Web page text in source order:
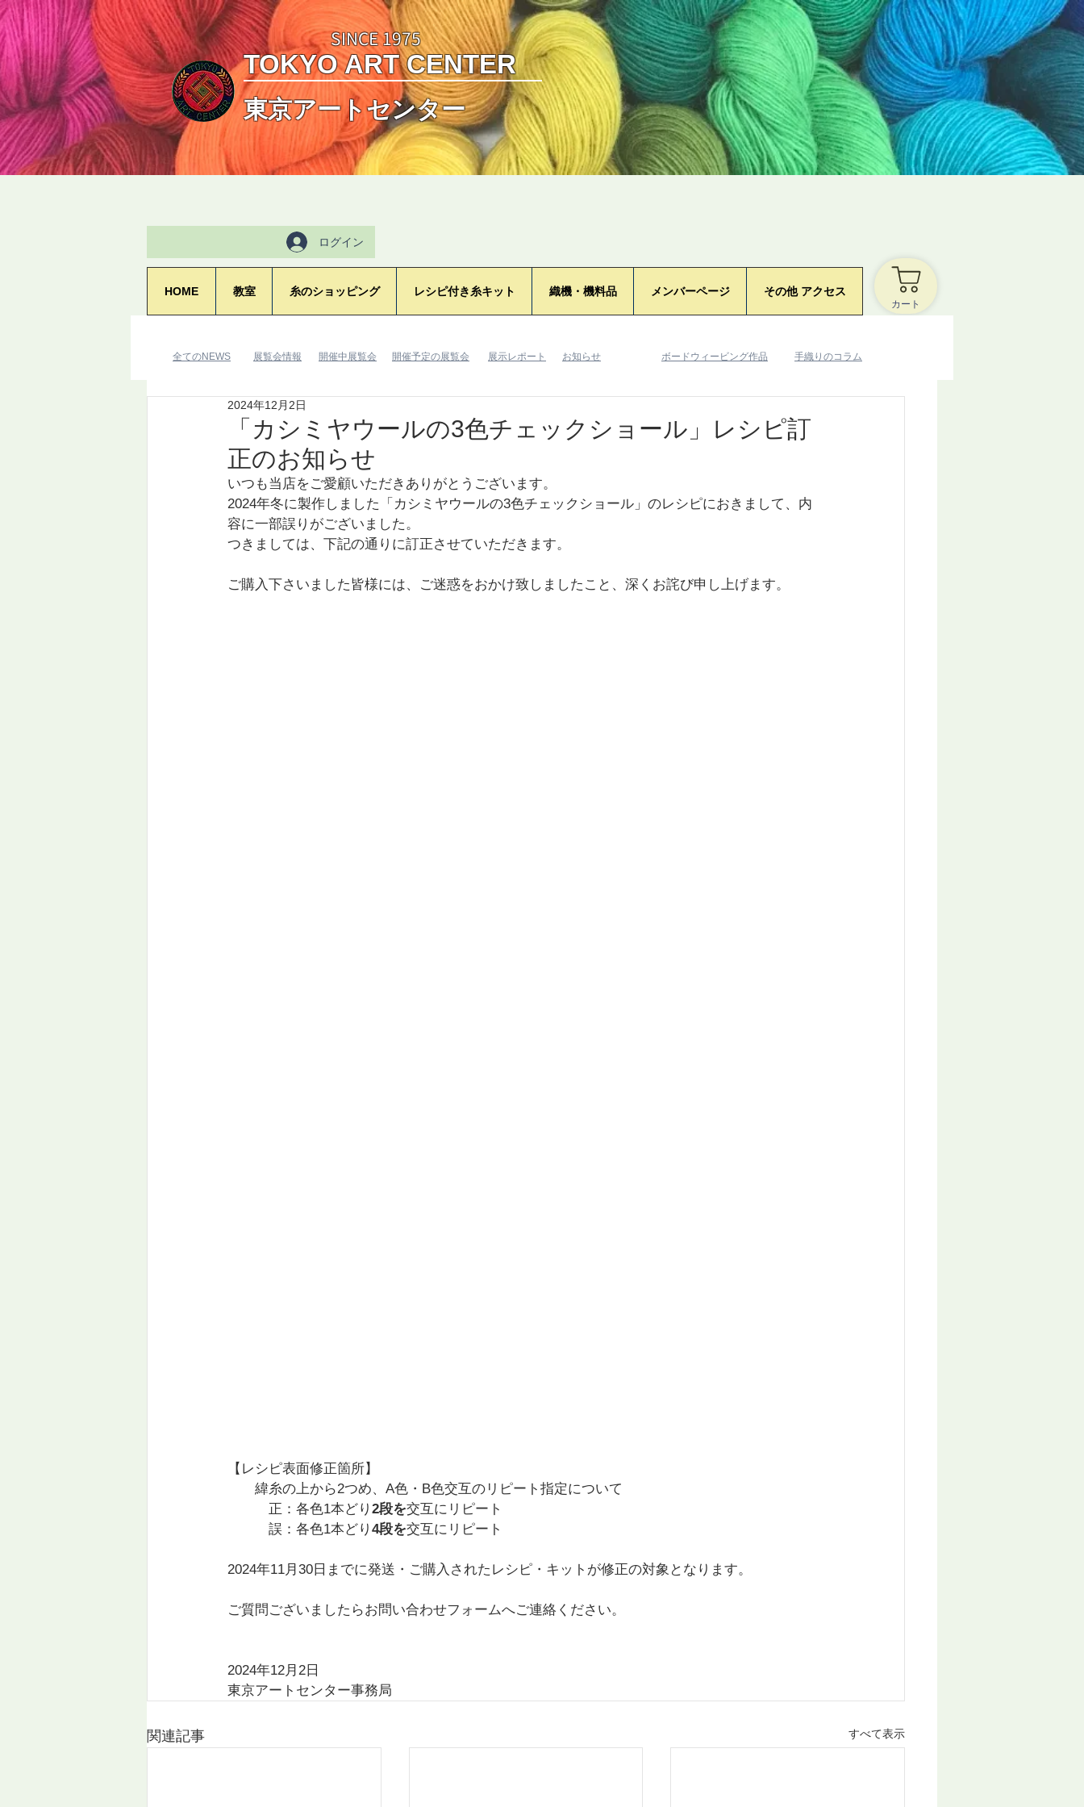
SINCE 1975
TOKYO ART CENTER
東京アートセンター
ログイン
HOME 教室 糸のショッピング レシピ付き糸キット 織機・機料品 メンバーページ その他 アクセス
カート
「カシミヤウールの3色チェックショール」レシピ訂
正のお知らせ
2024年12月2日
いつも当店をご愛顧いただきありがとうございます。
2024年冬に製作しました「 カシミヤウールの3色チェックショール 」のレシピにおきまして、内
容に一部誤りがございました。
つきましては、下記の通りに訂正させていただきます。
ご購入下さいました皆様には、ご迷惑をおかけ致しましたこと、深くお詫び申し上げます。
【レシピ表面修正箇所】
緯糸の上から2つめ、A色・B色交互のリピート指定について
正：各色1本どり 2段を交互にリピート
誤：各色1本どり 4段を交互にリピート
2024年11月30日までに発送・ご購入されたレシピ・キットが修正の対象となります。
ご質問ございましたらお問い合わせフォームへご連絡ください。
2024年12月2日
東京アートセンター事務局
関連記事 すべて表示
​全てのNEWS ​展覧会情報 ​展示レポート ​お知らせ
​開催中展覧会 ​開催予定の展覧会 ​手織りのコラム
​ボードウィービング作品